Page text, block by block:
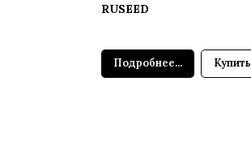
RUSEED
Подробнее... Купить